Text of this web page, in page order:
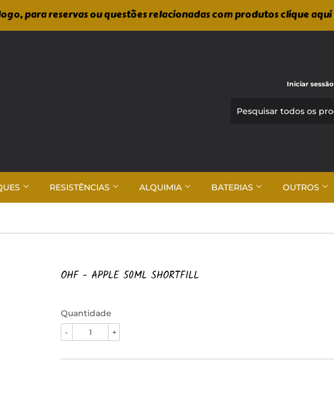
para reservas ou questões relacionadas com produtos clique aqui
Iniciar sessão
RESISTÊNCIAS ALQUIMIA BATERIAS OUTROS
OHF - APPLE 50ML SHORTFILL
Quantidade
+
-